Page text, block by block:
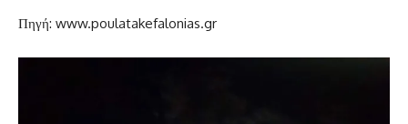
Πηγή: www.poulatakefalonias.gr